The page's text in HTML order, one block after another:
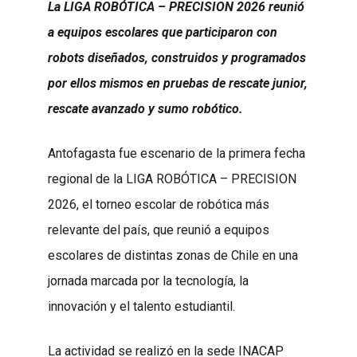
La LIGA ROBÓTICA – PRECISION 2026 reunió
a equipos escolares que participaron con
robots diseñados, construidos y programados
por ellos mismos en pruebas de rescate junior,
rescate avanzado y sumo robótico.
Antofagasta fue escenario de la primera fecha
regional de la LIGA ROBÓTICA – PRECISION
2026, el torneo escolar de robótica más
relevante del país, que reunió a equipos
escolares de distintas zonas de Chile en una
jornada marcada por la tecnología, la
innovación y el talento estudiantil.
La actividad se realizó en la sede INACAP